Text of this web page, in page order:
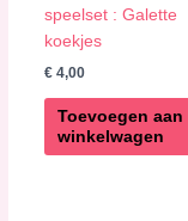
speelset : Galette
koekjes
€ 4,00
Toevoegen aan
winkelwagen